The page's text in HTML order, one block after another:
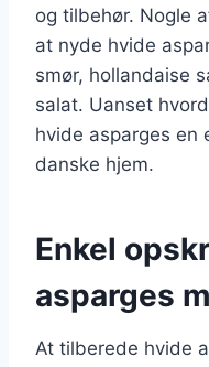
og tilbehør. Nogle
at nyde hvide
smør, hollandaise
salat. Uanset
hvide asparges en
danske hjem.
Enkel
asparges
At tilberede hvide